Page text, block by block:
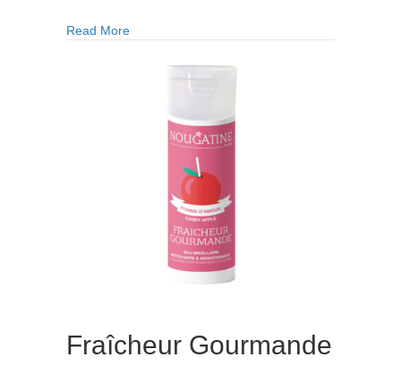
Charbon
Read Moreabout Pureté Masque Charbon – Pré Ados
Fraîcheur Gourmande